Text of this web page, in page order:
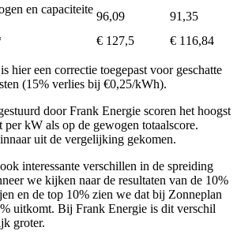
en capaciteite
96,09
91,35
€ 127,5 € 116,84
hier een correctie toegepast voor geschatte
(15% verlies bij €0,25/kWh).
door Frank Energie scoren het hoogst
kW als op de gewogen totaalscore.
uit de vergelijking gekomen.
interessante verschillen in de spreiding
we kijken naar de resultaten van de 10%
en de top 10% zien we dat bij Zonneplan
uitkomt. Bij Frank Energie is dit verschil
groter.